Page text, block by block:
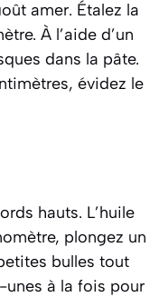
amer. Étalez la
À l’aide d’un
dans la pâte.
évidez le
hauts. L’huile
plongez un
bulles tout
unes à la fois pour